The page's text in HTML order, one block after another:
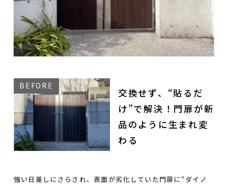
交換せず、“貼るだ
け”で解決！門扉が新
品のように生まれ変
わる
強い日差しにさらされ、表面が劣化していた門扉に“ダイノ